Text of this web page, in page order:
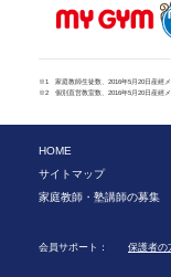
※1 家庭教師生徒数、2016年5月20日産經メ
※2 個別直営教室数、2016年5月20日産經メ
HOME
サイトマップ
家庭教師・塾講師の募集
会員サポート： 保護者の